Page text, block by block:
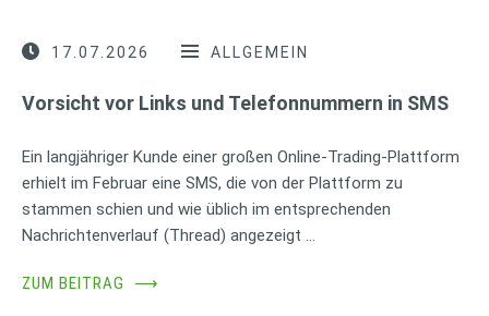
17.07.2026 ALLGEMEIN
Vorsicht vor Links und Telefonnummern in SMS
Ein langjähriger Kunde einer großen Online-Trading-Plattform
erhielt im Februar eine SMS, die von der Plattform zu
stammen schien und wie üblich im entsprechenden
Nachrichtenverlauf (Thread) angezeigt …
ZUM BEITRAG ⟶